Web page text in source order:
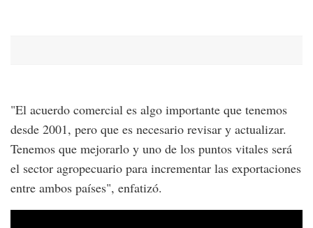
"El acuerdo comercial es algo importante que tenemos
desde 2001, pero que es necesario revisar y actualizar.
Tenemos que mejorarlo y uno de los puntos vitales será
el sector agropecuario para incrementar las exportaciones
entre ambos países", enfatizó.